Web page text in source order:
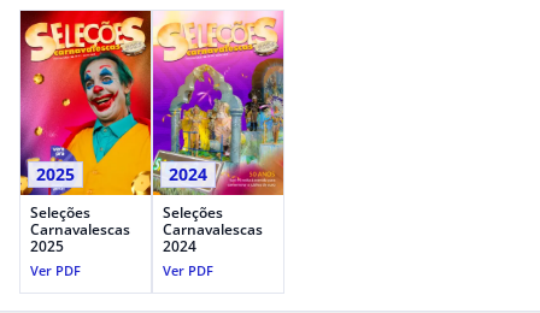
2025
Seleções
Carnavalescas
2025
Ver PDF
2024
Seleções
Carnavalescas
2024
Ver PDF